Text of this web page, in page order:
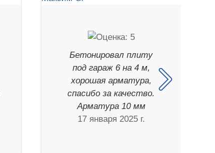
Бетонировал плиту
под гараж 6 на 4 м,
хорошая арматура,
спасибо за качество.
Арматура 10 мм
17 января 2025 г.